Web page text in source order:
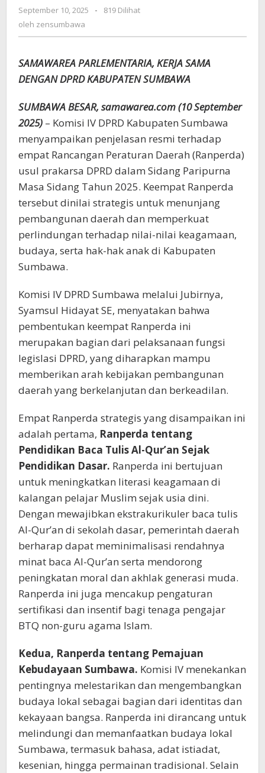
Fokus
Pendidikan,
dan
Perlindungan
September 10, 2025
oleh
-
819 Dilihat
oleh zensumbawa
SAMAWAREA PARLEMENTARIA, KERJA SAMA
DENGAN DPRD KABUPATEN SUMBAWA
SUMBAWA BESAR, samawarea.com (10 September
2025) – Komisi IV DPRD Kabupaten Sumbawa
menyampaikan penjelasan resmi terhadap
empat Rancangan Peraturan Daerah (Ranperda)
usul prakarsa DPRD dalam Sidang Paripurna
Masa Sidang Tahun 2025. Keempat Ranperda
tersebut dinilai strategis untuk menunjang
pembangunan daerah dan memperkuat
perlindungan terhadap nilai-nilai keagamaan,
budaya, serta hak-hak anak di Kabupaten
Sumbawa.
Komisi IV DPRD Sumbawa melalui Jubirnya,
Syamsul Hidayat SE, menyatakan bahwa
pembentukan keempat Ranperda ini
merupakan bagian dari pelaksanaan fungsi
legislasi DPRD, yang diharapkan mampu
memberikan arah kebijakan pembangunan
daerah yang berkelanjutan dan berkeadilan.
Empat Ranperda strategis yang disampaikan ini
adalah pertama, Ranperda tentang
Pendidikan Baca Tulis Al-Qur’an Sejak
Pendidikan Dasar. Ranperda ini bertujuan
untuk meningkatkan literasi keagamaan di
kalangan pelajar Muslim sejak usia dini.
Dengan mewajibkan ekstrakurikuler baca tulis
Al-Qur’an di sekolah dasar, pemerintah daerah
berharap dapat meminimalisasi rendahnya
minat baca Al-Qur’an serta mendorong
peningkatan moral dan akhlak generasi muda.
Ranperda ini juga mencakup pengaturan
sertifikasi dan insentif bagi tenaga pengajar
BTQ non-guru agama Islam.
Kedua, Ranperda tentang Pemajuan
Kebudayaan Sumbawa. Komisi IV menekankan
pentingnya melestarikan dan mengembangkan
budaya lokal sebagai bagian dari identitas dan
kekayaan bangsa. Ranperda ini dirancang untuk
melindungi dan memanfaatkan budaya lokal
Sumbawa, termasuk bahasa, adat istiadat,
kesenian, hingga permainan tradisional. Selain